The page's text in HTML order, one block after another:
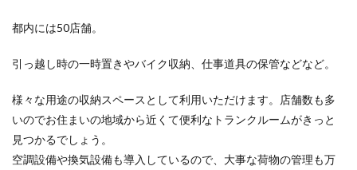
都内には50店舗。
引っ越し時の一時置きやバイク収納、仕事道具の保管などなど。
様々な用途の収納スペースとして利用いただけます。店舗数も多
いのでお住まいの地域から近くて便利なトランクルームがきっと
見つかるでしょう。
空調設備や換気設備も導入しているので、大事な荷物の管理も万